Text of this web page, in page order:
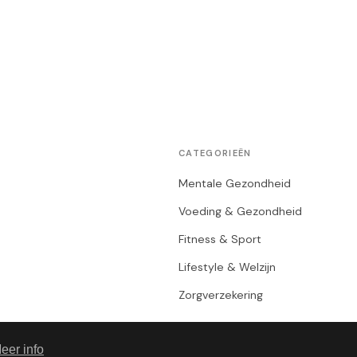
info
CATEGORIEËN
Mentale Gezondheid
Voeding & Gezondheid
Fitness & Sport
Lifestyle & Welzijn
Zorgverzekering